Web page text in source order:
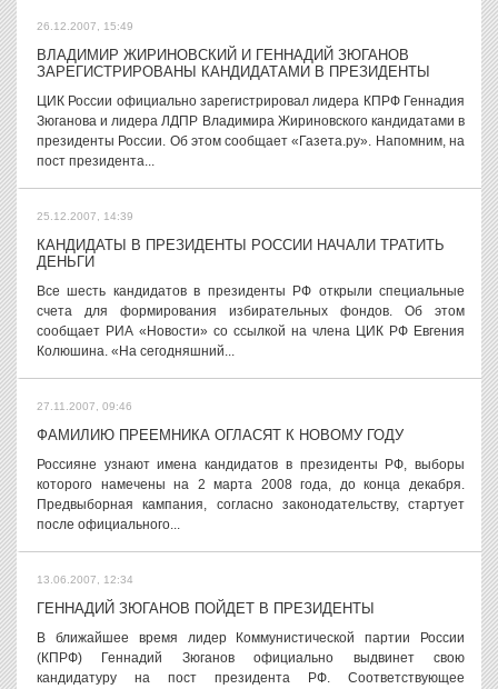
26.12.2007, 15:49
ВЛАДИМИР ЖИРИНОВСКИЙ И ГЕННАДИЙ ЗЮГАНОВ
ЗАРЕГИСТРИРОВАНЫ КАНДИДАТАМИ В ПРЕЗИДЕНТЫ
ЦИК России официально зарегистрировал лидера КПРФ Геннадия
Зюганова и лидера ЛДПР Владимира Жириновского кандидатами в
президенты России. Об этом сообщает «Газета.ру». Напомним, на
пост президента...
25.12.2007, 14:39
КАНДИДАТЫ В ПРЕЗИДЕНТЫ РОССИИ НАЧАЛИ ТРАТИТЬ
ДЕНЬГИ
Все шесть кандидатов в президенты РФ открыли специальные
счета для формирования избирательных фондов. Об этом
сообщает РИА «Новости» со ссылкой на члена ЦИК РФ Евгения
Колюшина. «На сегодняшний...
27.11.2007, 09:46
ФАМИЛИЮ ПРЕЕМНИКА ОГЛАСЯТ К НОВОМУ ГОДУ
Россияне узнают имена кандидатов в президенты РФ, выборы
которого намечены на 2 марта 2008 года, до конца декабря.
Предвыборная кампания, согласно законодательству, стартует
после официального...
13.06.2007, 12:34
ГЕННАДИЙ ЗЮГАНОВ ПОЙДЕТ В ПРЕЗИДЕНТЫ
В ближайшее время лидер Коммунистической партии России
(КПРФ) Геннадий Зюганов официально выдвинет свою
кандидатуру на пост президента РФ. Соответствующее